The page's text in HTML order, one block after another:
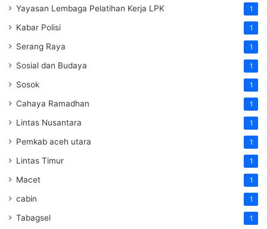
Yayasan Lembaga Pelatihan Kerja LPK 1
Kabar Polisi 1
Serang Raya 1
Sosial dan Budaya 1
Sosok 1
Cahaya Ramadhan 1
Lintas Nusantara 1
Pemkab aceh utara 1
Lintas Timur 1
Macet 1
cabin 1
Tabagsel 1